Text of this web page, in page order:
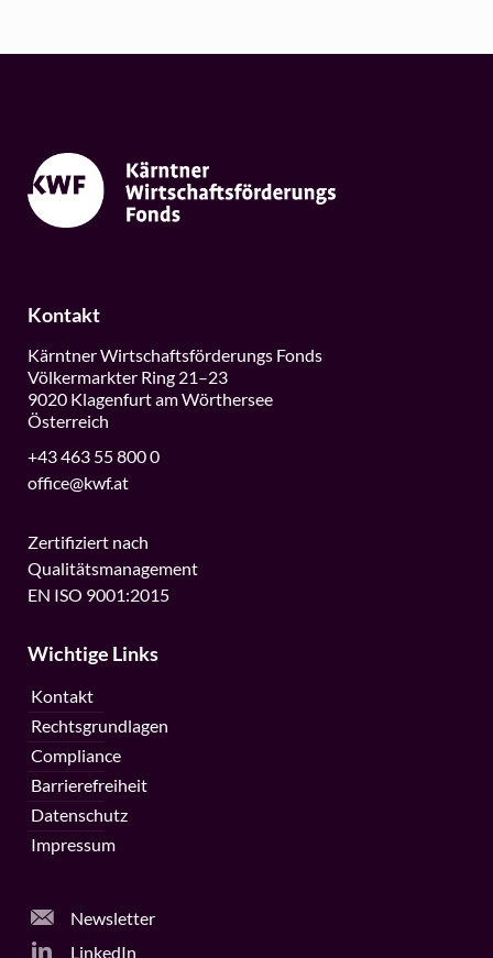
Kontakt
Kärntner Wirtschaftsförderungs Fonds
Völkermarkter Ring 21–23
9020 Klagenfurt am Wörthersee
Österreich
+43 463 55 800 0
office@kwf.at
Zertifiziert nach
Qualitätsmanagement
EN ISO 9001:2015
Wichtige Links
Kontakt
Rechtsgrundlagen
Compliance
Barrierefreiheit
Datenschutz
Impressum
Newsletter
LinkedIn